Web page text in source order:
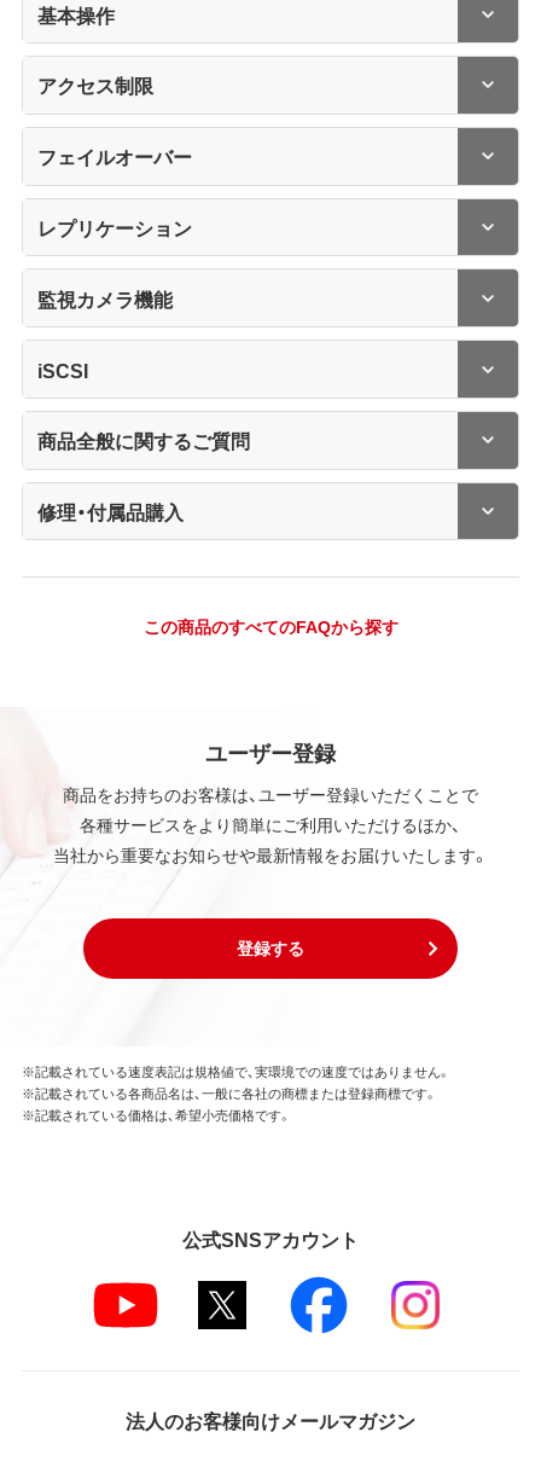
基本操作
アクセス制限
フェイルオーバー
レプリケーション
監視カメラ機能
iSCSI
商品全般に関するご質問
修理・付属品購入
この商品のすべてのFAQから探す
ユーザー登録
商品をお持ちのお客様は、ユーザー登録いただくことで
各種サービスをより簡単にご利用いただけるほか、
当社から重要なお知らせや最新情報をお届けいたします。
登録する
※記載されている速度表記は規格値で、実環境での速度ではありません。
※記載されている各商品名は、一般に各社の商標または登録商標です。
※記載されている価格は、希望小売価格です。
公式SNSアカウント
法人のお客様向けメールマガジン